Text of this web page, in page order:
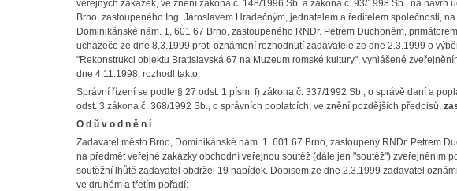
veřejných zakázek, ve znění zákona č. 148/1996 Sb. a zákona č. 93/1998 Sb., na návrh
Brno, zastoupeného Ing. Jaroslavem Hradečným, jednatelem a ředitelem společnosti,
Dominikánské nám. 1, 601 67 Brno, zastoupeného RNDr. Petrem Duchoněm,
uchazeče ze dne 8.3.1999 proti oznámení rozhodnutí zadavatele ze dne 2.3.1999 o
"Rekonstrukci objektu Bratislavská 67 na Muzeum romské kultury", vyhlášené
dne 4.11.1998, rozhodl takto:
Správní řízení se podle § 27 odst. 1 písm. f) zákona č. 337/1992 Sb., o správě daní a
odst. 3 zákona č. 368/1992 Sb., o správních poplatcích, ve znění pozdějších předpisů,
O d ů v o d n ě n í
Zadavatel město Brno, Dominikánské nám. 1, 601 67 Brno, zastoupený RNDr. Petrem
na předmět veřejné zakázky obchodní veřejnou soutěž (dále jen "soutěž") zveřejněním
soutěžní lhůtě zadavatel obdržel 19 nabídek. Dopisem ze dne 2.3.1999 zadavatel
ve druhém a třetím pořadí: